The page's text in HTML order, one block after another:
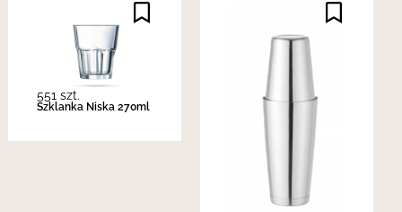
551 szt.
Szklanka Niska 270ml